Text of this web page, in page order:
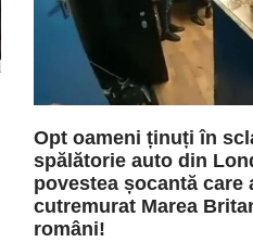
Opt oameni ținuți în
spălătorie auto din
povestea șocantă care
cutremurat Marea
români!